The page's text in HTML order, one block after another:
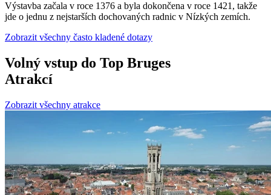
Výstavba začala v roce 1376 a byla dokončena v roce 1421, takže
jde o jednu z nejstarších dochovaných radnic v Nízkých zemích.
Zobrazit všechny často kladené dotazy
Volný vstup do Top Bruges
Atrakcí
Zobrazit všechny atrakce